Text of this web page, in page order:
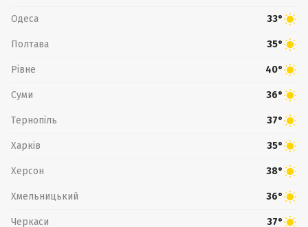
Одеса 33°
Полтава 35°
Рівне 40°
Суми 36°
Тернопіль 37°
Харків 35°
Херсон 38°
Хмельницький 36°
Черкаси 37°